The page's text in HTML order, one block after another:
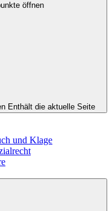
öffnen
Enthält die aktuelle Seite
und Klage